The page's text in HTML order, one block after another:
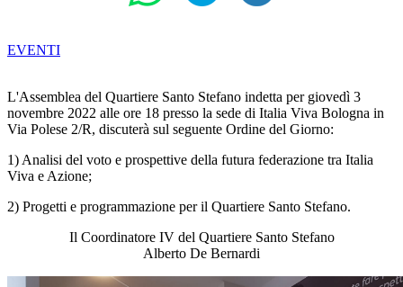
EVENTI
L'Assemblea del Quartiere Santo Stefano indetta per giovedì 3
novembre 2022 alle ore 18 presso la sede di Italia Viva Bologna in
Via Polese 2/R, discuterà sul seguente Ordine del Giorno:
1) Analisi del voto e prospettive della futura federazione tra Italia
Viva e Azione;
2) Progetti e programmazione per il Quartiere Santo Stefano.
Il Coordinatore IV del Quartiere Santo Stefano
Alberto De Bernardi